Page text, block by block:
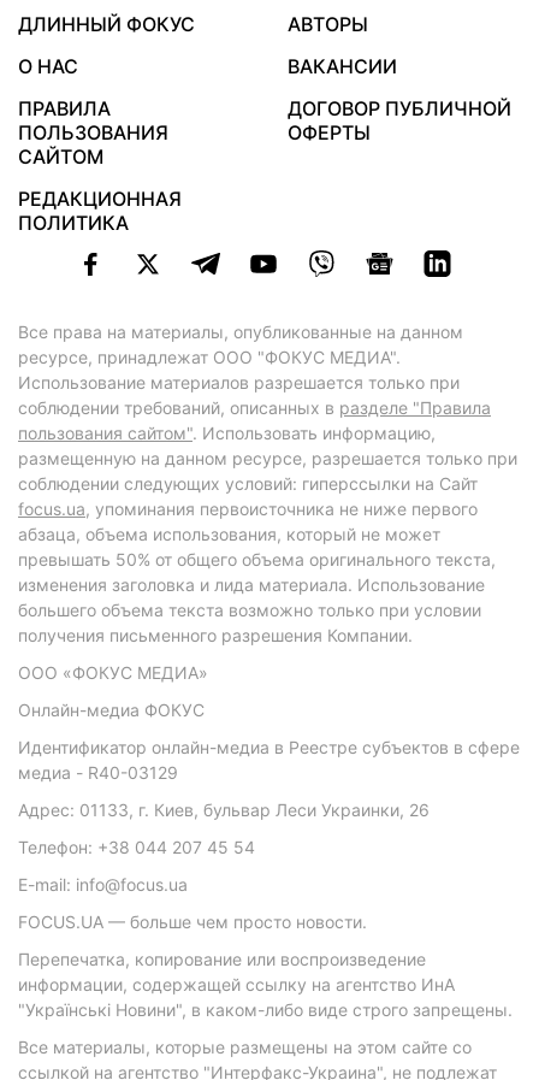
ДЛИННЫЙ ФОКУС
АВТОРЫ
О НАС
ВАКАНСИИ
ПРАВИЛА
ПОЛЬЗОВАНИЯ
САЙТОМ
ДОГОВОР ПУБЛИЧНОЙ
ОФЕРТЫ
РЕДАКЦИОННАЯ
ПОЛИТИКА
Все права на материалы, опубликованные на данном
ресурсе, принадлежат ООО "ФОКУС МЕДИА".
Использование материалов разрешается только при
соблюдении требований, описанных в разделе "Правила
пользования сайтом". Использовать информацию,
размещенную на данном ресурсе, разрешается только при
соблюдении следующих условий: гиперссылки на Сайт
focus.ua, упоминания первоисточника не ниже первого
абзаца, объема использования, который не может
превышать 50% от общего объема оригинального текста,
изменения заголовка и лида материала. Использование
большего объема текста возможно только при условии
получения письменного разрешения Компании.
ООО «ФОКУС МЕДИА»
Онлайн-медиа ФОКУС
Идентификатор онлайн-медиа в Реестре субъектов в сфере
медиа - R40-03129
Адрес: 01133, г. Киев, бульвар Леси Украинки, 26
Телефон: +38 044 207 45 54
E-mail: info@focus.ua
FOCUS.UA — больше чем просто новости.
Перепечатка, копирование или воспроизведение
информации, содержащей ссылку на агентство ИнА
"Українські Новини", в каком-либо виде строго запрещены.
Все материалы, которые размещены на этом сайте со
ссылкой на агентство "Интерфакс-Украина", не подлежат